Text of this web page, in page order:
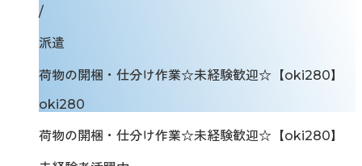
/
派遣
荷物の開梱・仕分け作業☆未経験歓迎☆【oki280】
oki280
荷物の開梱・仕分け作業☆未経験歓迎☆【oki280】